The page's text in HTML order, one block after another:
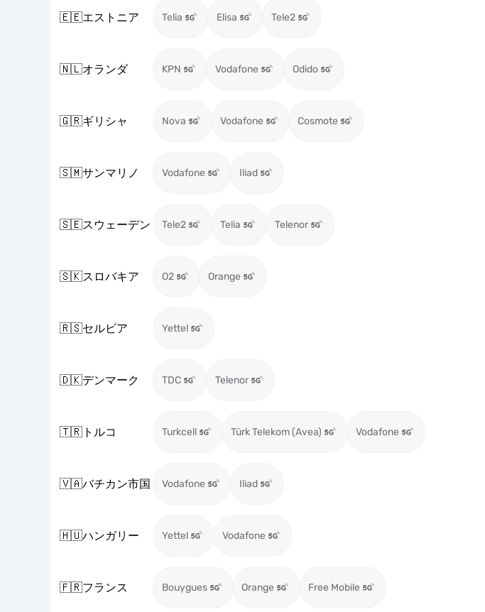
🇪🇪エストニア Telia Elisa Tele2
🇳🇱オランダ KPN Vodafone Odido
🇬🇷ギリシャ Nova Vodafone Cosmote
🇸🇲サンマリノ Vodafone Iliad
🇸🇪スウェーデン Tele2 Telia Telenor
🇸🇰スロバキア O2 Orange
🇷🇸セルビア Yettel
🇩🇰デンマーク TDC Telenor
🇹🇷 トルコ Turkcell Türk Telekom (Avea) Vodafone
🇻🇦バチカン市国 Vodafone Iliad
🇭🇺ハンガリー Yettel Vodafone
🇫🇷フランス Bouygues Orange Free Mobile